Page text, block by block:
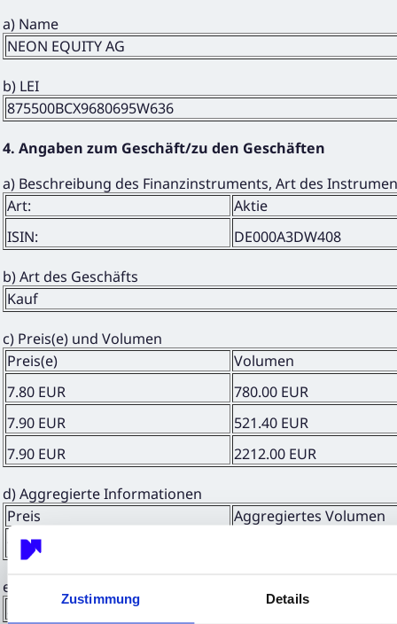
Zustimmung Details
a) Name
NEON EQUITY AG
b) LEI
875500BCX9680695W636
4. Angaben zum Geschäft/zu den Geschäften
a) Beschreibung des Finanzinstruments, Art des
Art:
Aktie
ISIN:
DE000A3DW408
b) Art des Geschäfts
Kauf
c) Preis(e) und Volumen
Preis(e)
Volumen
7.80 EUR
780.00 EUR
7.90 EUR
521.40 EUR
7.90 EUR
2212.00 EUR
d) Aggregierte Informationen
Preis
Aggregiertes Volumen
7.8776 EUR
e) Datum des Geschäfts
29.01.2024; UTC+1